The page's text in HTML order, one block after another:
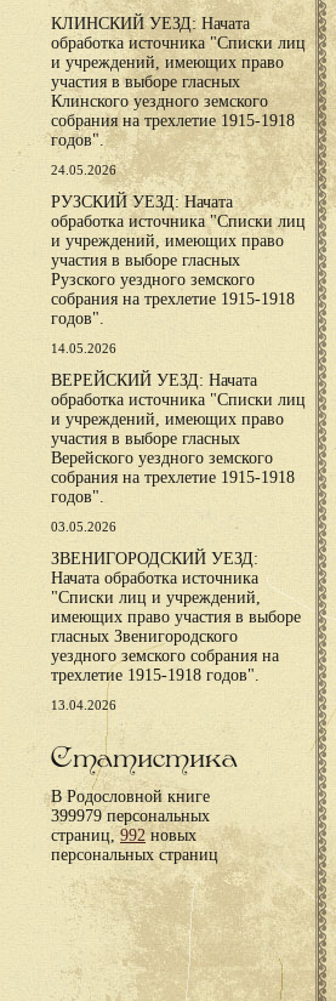
КЛИНСКИЙ УЕЗД: Начата
обработка источника "Списки лиц
и учреждений, имеющих право
участия в выборе гласных
Клинского уездного земского
собрания на трехлетие 1915-1918
годов".
24.05.2026
РУЗСКИЙ УЕЗД: Начата
обработка источника "Списки лиц
и учреждений, имеющих право
участия в выборе гласных
Рузского уездного земского
собрания на трехлетие 1915-1918
годов".
14.05.2026
ВЕРЕЙСКИЙ УЕЗД: Начата
обработка источника "Списки лиц
и учреждений, имеющих право
участия в выборе гласных
Верейского уездного земского
собрания на трехлетие 1915-1918
годов".
03.05.2026
ЗВЕНИГОРОДСКИЙ УЕЗД:
Начата обработка источника
"Списки лиц и учреждений,
имеющих право участия в выборе
гласных Звенигородского
уездного земского собрания на
трехлетие 1915-1918 годов".
13.04.2026
Статистика
В Родословной книге
399979 персональных
страниц,992новых
персональных страниц